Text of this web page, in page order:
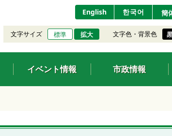
English 한국어 簡
文字サイズ 標準 拡大 文字色・背景色
イベント情報 市政情報